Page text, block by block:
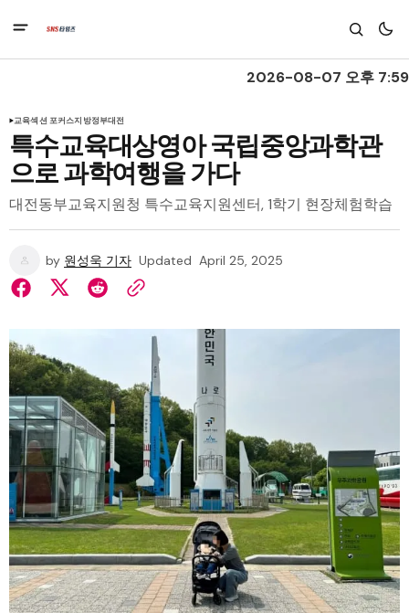
2026-08-07 오후 7:59
교육섹션 포커스지방정부대전
특수교육대상영아 국립중앙과학관
으로 과학여행을 가다
대전동부교육지원청 특수교육지원센터, 1학기 현장체험학습
by 원성욱 기자 Updated April 25, 2025